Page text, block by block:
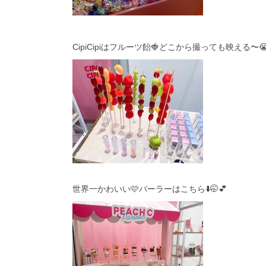
CipiCipiはフルーツ飴🍓どこから撮っても映える〜
世界一かわいい🩷パーラーはこちら⬇️🤭💕